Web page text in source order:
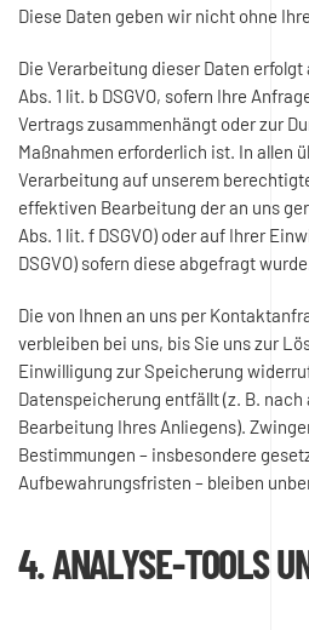
Diese Daten geben wir nicht ohne
Die Verarbeitung dieser Daten erfolgt
Abs. 1 lit. b DSGVO, sofern Ihre
Vertrags zusammenhängt oder zur
Maßnahmen erforderlich ist. In allen
Verarbeitung auf unserem
effektiven Bearbeitung der an uns
Abs. 1 lit. f DSGVO) oder auf Ihrer
DSGVO) sofern diese abgefragt
Die von Ihnen an uns per
verbleiben bei uns, bis Sie uns zur
Einwilligung zur Speicherung
Datenspeicherung entfällt (z. B.
Bearbeitung Ihres Anliegens).
Bestimmungen – insbesondere
Aufbewahrungsfristen – bleiben
4. ANALYSE-TOOLS